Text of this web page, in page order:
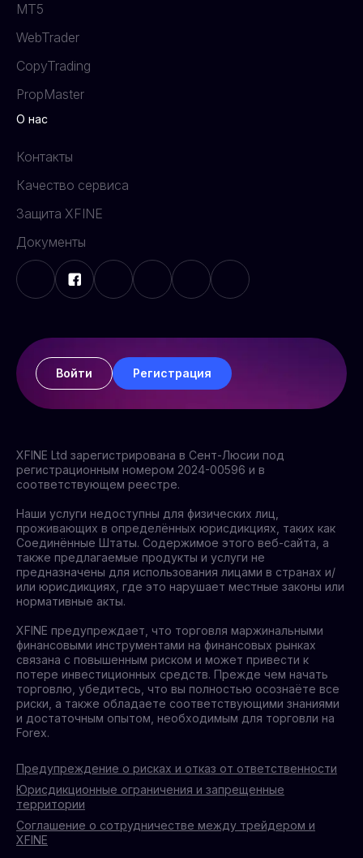
MT5
WebTrader
CopyTrading
PropMaster
О нас
Контакты
Качество сервиса
Защита XFINE
Документы
Войти Регистрация
XFINE Ltd зарегистрирована в Сент-Люсии под
регистрационным номером 2024-00596 и в
соответствующем реестре.
Наши услуги недоступны для физических лиц,
проживающих в определённых юрисдикциях, таких как
Соединённые Штаты. Содержимое этого веб-сайта, а
также предлагаемые продукты и услуги не
предназначены для использования лицами в странах и/
или юрисдикциях, где это нарушает местные законы или
нормативные акты.
XFINE предупреждает, что торговля маржинальными
финансовыми инструментами на финансовых рынках
связана с повышенным риском и может привести к
потере инвестиционных средств. Прежде чем начать
торговлю, убедитесь, что вы полностью осознаёте все
риски, а также обладаете соответствующими знаниями
и достаточным опытом, необходимым для торговли на
Forex.
Предупреждение о рисках и отказ от ответственности
Юрисдикционные ограничения и запрещенные
территории
Соглашение о сотрудничестве между трейдером и
XFINE